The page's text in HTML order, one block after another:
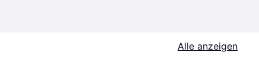
Alle anzeigen